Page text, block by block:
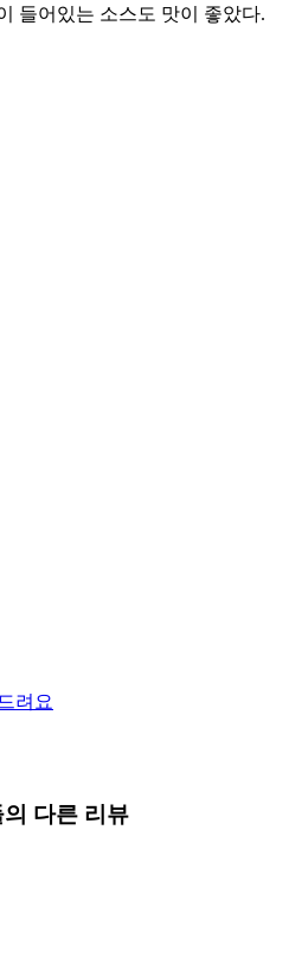
들어있는 소스도 맛이 좋았다.
려요
다른 리뷰